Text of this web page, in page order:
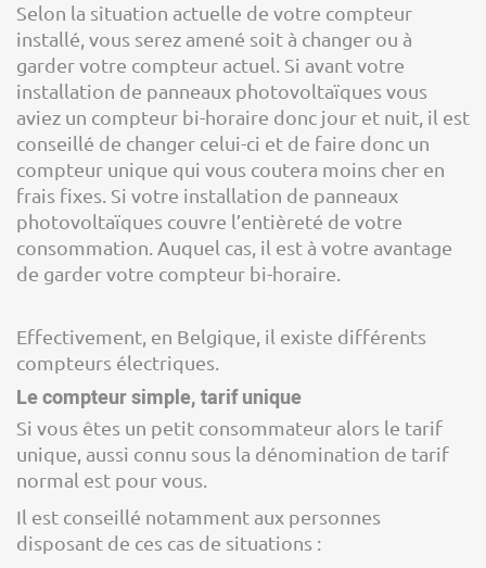
Selon la situation actuelle de votre compteur
installé, vous serez amené soit à changer ou à
garder votre compteur actuel. Si avant votre
installation de panneaux photovoltaïques vous
aviez un compteur bi-horaire donc jour et nuit, il est
conseillé de changer celui-ci et de faire donc un
compteur unique qui vous coutera moins cher en
frais fixes. Si votre installation de panneaux
photovoltaïques couvre l’entièreté de votre
consommation. Auquel cas, il est à votre avantage
de garder votre compteur bi-horaire.
Effectivement, en Belgique, il existe différents
compteurs électriques.
Le compteur simple, tarif unique
Si vous êtes un petit consommateur alors le tarif
unique, aussi connu sous la dénomination de tarif
normal est pour vous.
Il est conseillé notamment aux personnes
disposant de ces cas de situations :